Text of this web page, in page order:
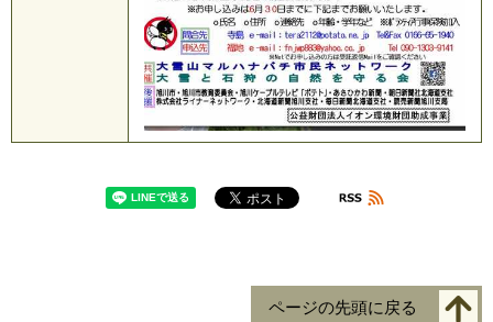
ページの先頭に戻る